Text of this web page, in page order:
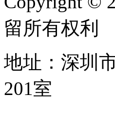
留所有权利
地址：深圳
201室